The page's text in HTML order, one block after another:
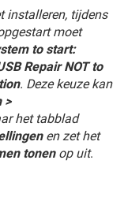
installeren, tijdens
moet
to start:
Repair NOT to
. Deze keuze kan
>
het tabblad
en zet het
tonenop uit.